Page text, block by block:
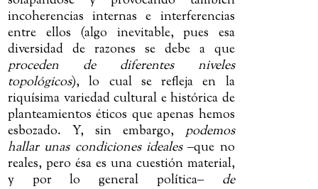
incoherencias internas e interferencias
entre ellos (algo inevitable, pues esa
diversidad de razones se debe a que
proceden de diferentes niveles
topológicos), lo cual se refleja en la
riquísima variedad cultural e histórica de
planteamientos éticos que apenas hemos
esbozado. Y, sin embargo, podemos
hallar unas condiciones ideales ‒que no
reales, pero ésa es una cuestión material,
y por lo general política‒
de